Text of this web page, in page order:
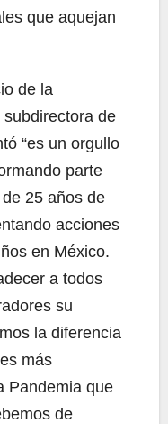
que aquejan
de la
de
“es un orgullo
parte
25 años de
acciones
en México.
a todos
su
la diferencia
más
Pandemia que
de